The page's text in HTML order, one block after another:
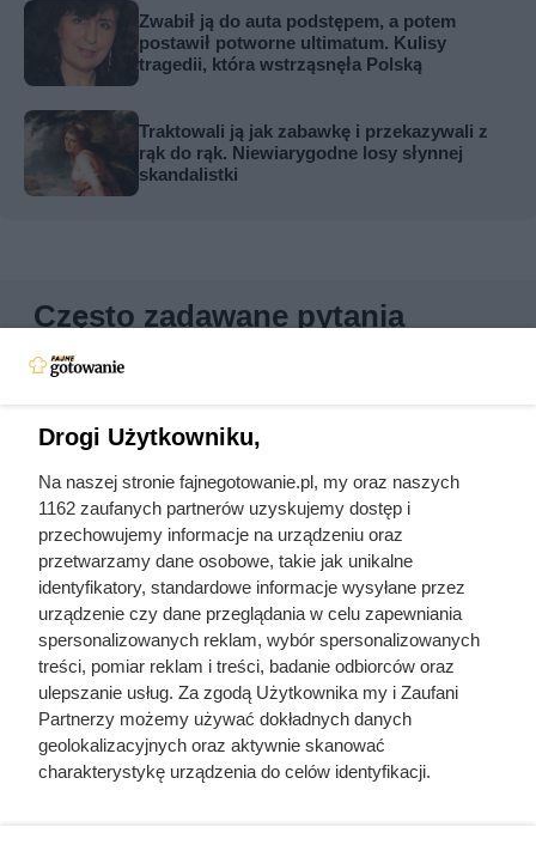
Zwabił ją do auta podstępem, a potem
postawił potworne ultimatum. Kulisy
tragedii, która wstrząsnęła Polską
Traktowali ją jak zabawkę i przekazywali z
rąk do rąk. Niewiarygodne losy słynnej
skandalistki
Często zadawane pytania
Jak mrozić pierogi
Jak rozmrozić mięso
Poznaj inne kategorie przepisów na
FajneGotowanie.pl
Rodzaje kuchni
Sposoby przyrządzania
Rodzaje posiłków
Diety
Rodzaje potraw
Smaki
Drogi Użytkowniku,
Na naszej stronie fajnegotowanie.pl, my oraz naszych
1162 zaufanych partnerów uzyskujemy dostęp i
przechowujemy informacje na urządzeniu oraz
przetwarzamy dane osobowe, takie jak unikalne
identyfikatory, standardowe informacje wysyłane przez
urządzenie czy dane przeglądania w celu zapewniania
spersonalizowanych reklam, wybór spersonalizowanych
treści, pomiar reklam i treści, badanie odbiorców oraz
ulepszanie usług. Za zgodą Użytkownika my i Zaufani
Partnerzy możemy używać dokładnych danych
geolokalizacyjnych oraz aktywnie skanować
charakterystykę urządzenia do celów identyfikacji.